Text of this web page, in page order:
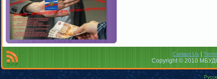
Contact Us
Copyright © 2010